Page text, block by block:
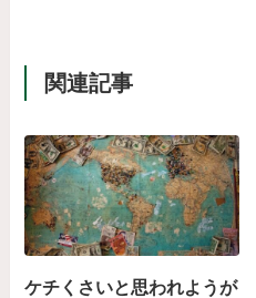
関連記事
ケチくさいと思われようが